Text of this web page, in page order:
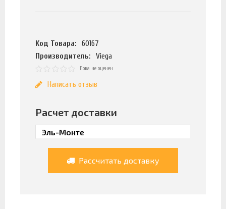
Код Товара:
60167
Производитель:
Viega
Пока не оценен
Написать отзыв
Расчет доставки
Рассчитать доставку